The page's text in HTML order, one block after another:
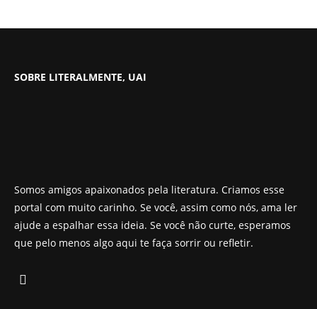
SOBRE LITERALMENTE, UAI
Somos amigos apaixonados pela literatura. Criamos esse
portal com muito carinho. Se você, assim como nós, ama ler
ajude a espalhar essa ideia. Se você não curte, esperamos
que pelo menos algo aqui te faça sorrir ou refletir.